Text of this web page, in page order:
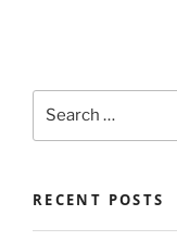
RECENT POSTS